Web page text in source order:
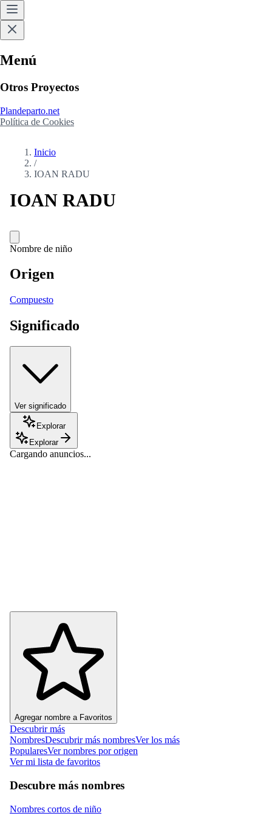
Menú
Otros Proyectos
Plandeparto.net
Política de Cookies
Inicio
/
IOAN RADU
IOAN RADU
Nombre de niño
Origen
Compuesto
Significado
Ver significado
Explorar
Explorar
Cargando anuncios...
Agregar nombre a Favoritos
Descubrir más
NombresDescubrir más nombresVer los más
PopularesVer nombres por origen
Ver mi lista de favoritos
Descubre más nombres
Nombres cortos de niño